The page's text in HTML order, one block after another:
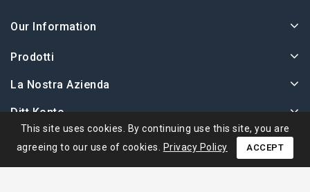
Our Information
Prodotti
La Nostra Azienda
Ditt Konto
This site uses cookies. By continuing use this site, you are
agreeing to our use of cookies.
Privacy Policy ACCEPT